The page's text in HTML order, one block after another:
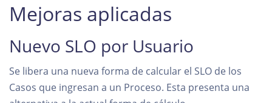
Mejoras aplicadas
Nuevo SLO por Usuario
Se libera una nueva forma de calcular el SLO de los
Casos que ingresan a un Proceso. Esta presenta una